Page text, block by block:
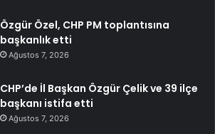
Özgür Özel, CHP PM toplantısına
başkanlık etti
Ağustos 7, 2026
CHP’de İl Başkan Özgür Çelik ve 39 ilçe
başkanı istifa etti
Ağustos 7, 2026